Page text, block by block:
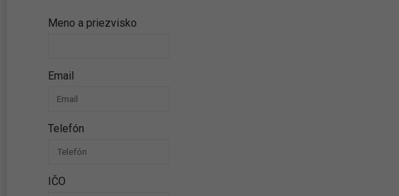
Meno a priezvisko
Email
Telefón
IČO